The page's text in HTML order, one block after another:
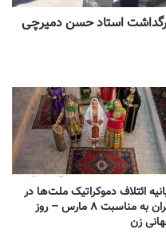
استاد حسن دمیرچی
ائتلاف دموکراتیک ملت‌ها در
ایران به مناسبت ۸ مارس – روز
زن